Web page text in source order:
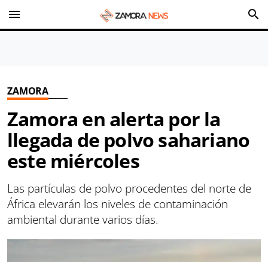
menu search
ZAMORA
Zamora en alerta por la
llegada de polvo sahariano
este miércoles
Las partículas de polvo procedentes del norte de
África elevarán los niveles de contaminación
ambiental durante varios días.